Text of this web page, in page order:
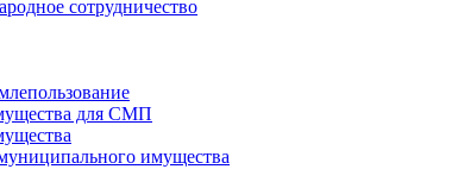
сотрудничество
для СМП
имущества